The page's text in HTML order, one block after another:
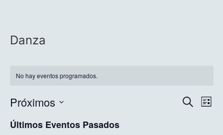
Danza
No hay eventos programados.
BuscarLista
Próximos
la
fecha.
Últimos Eventos Pasados